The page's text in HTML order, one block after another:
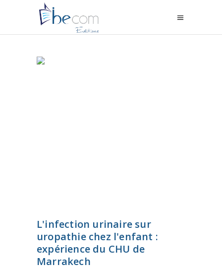
L'infection urinaire sur
uropathie chez l'enfant :
expérience du CHU de
Marrakech